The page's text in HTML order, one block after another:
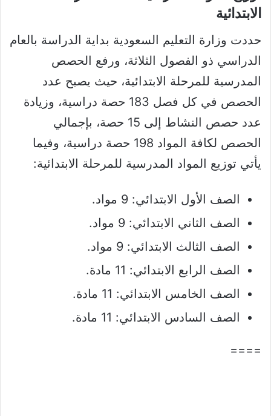
الابتدائية​
حددت وزارة التعليم السعودية بداية الدراسة بالعام
الدراسي ذو الفصول الثلاثة، ورفع الحصص
المدرسية للمرحلة الابتدائية، حيث يصبح عدد
الحصص في كل فصل 183 حصة دراسية، وزيادة
عدد حصص النشاط إلى 15 حصة، بإجمالي
الحصص لكافة المواد 198 حصة دراسية، وفيما
يأتي توزيع المواد المدرسية للمرحلة الابتدائية:
الصف الأول الابتدائي: 9 مواد.
الصف الثاني الابتدائي: 9 مواد.
الصف الثالث الابتدائي: 9 مواد.
الصف الرابع الابتدائي: 11 مادة.
الصف الخامس الابتدائي: 11 مادة.
الصف السادس الابتدائي: 11 مادة.
====